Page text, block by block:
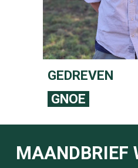
GEDREVEN
GNOE
MAANDBRIEF